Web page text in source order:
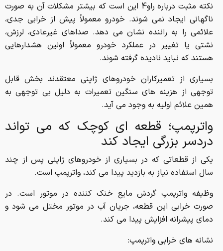
نکته مثبت درباره راو4 این است که بیشتر مشکلات آن به صورت
ناگهانی ایجاد نمی شوند. خودرو معمولاً پیش از خرابی جدی،
علائمی را به راننده نشان می دهد. صداهای غیرعادی، لرزش،
نشتی یا تغییر در عملکرد خودرو معمولاً اولین هشدارهایی
هستند که نباید نادیده گرفته شوند.
بسیاری از تعمیرکاران خودروهای ژاپنی معتقدند بخش قابل
توجهی از هزینه های سنگین تعمیرات به دلیل بی توجهی به
همین علائم اولیه به وجود می آید.
واترپمپ؛ قطعه ای کوچک که می تواند
دردسر بزرگی ایجاد کند
یکی از قطعاتی که در بسیاری از خودروهای ژاپنی پس از چند
سال استفاده نیاز به بازدید پیدا می کند، واترپمپ است.
وظیفه واترپمپ گردش مایع خنک کننده در موتور است. در
صورت خرابی این قطعه، جریان آب در موتور مختل می شود و
دمای پیشرانه افزایش پیدا می کند.
نشانه های خرابی واترپمپ: